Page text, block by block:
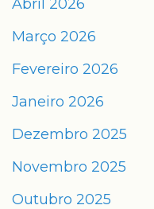
Abril 2026
Março 2026
Fevereiro 2026
Janeiro 2026
Dezembro 2025
Novembro 2025
Outubro 2025